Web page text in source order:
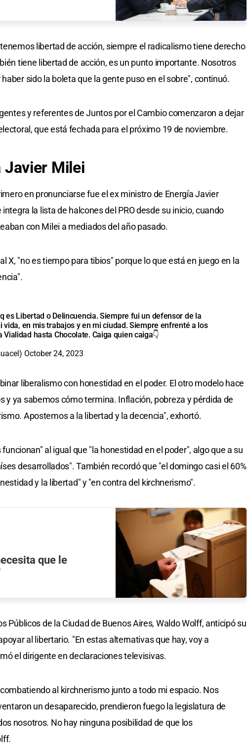
libertad de acción, siempre el radicalismo tiene derecho
tiene libertad de acción, es un punto importante. Nosotros
sido la boleta que la gente puso en el sobre", continuó.
y referentes de Juntos por el Cambio comenzaron a dejar
que está fechada para el próximo 19 de noviembre.
Javier Milei
en pronunciarse fue el ex ministro de Energía Javier
la lista de halcones del PRO desde su inicio, cuando
con Milei a mediados del año pasado.
X, "no es tiempo para tibios" porque lo que está en juego en la
es Libertad o Delincuencia. Siempre fui un defensor de la
vida, en mis trabajos y en mi ciudad. Siempre enfrenté a los
hasta Chocolate. Caiga quien caiga👇
October 24, 2023
liberalismo con honestidad en el poder. El otro modelo hace
y ya sabemos cómo termina. Inflación, pobreza y pérdida de
Apostemos a la libertad y la decencia", exhortó.
al igual que "la honestidad en el poder", algo que a su
desarrollados". También recordó que "el domingo casi el 60%
y la libertad" y "en contra del kirchnerismo".
que le
Públicos de la Ciudad de Buenos Aires, Waldo Wolff, anticipó su
al libertario. "En estas alternativas que hay, voy a
el dirigente en declaraciones televisivas.
al kirchnerismo junto a todo mi espacio. Nos
un desaparecido, prendieron fuego la legislatura de
nosotros. No hay ninguna posibilidad de que los